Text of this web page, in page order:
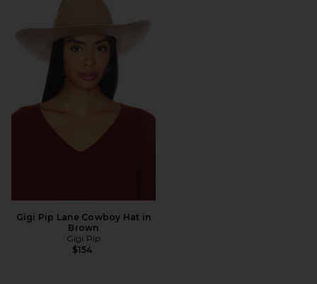
Gigi Pip Lane Cowboy Hat in
Brown
Gigi Pip
$154